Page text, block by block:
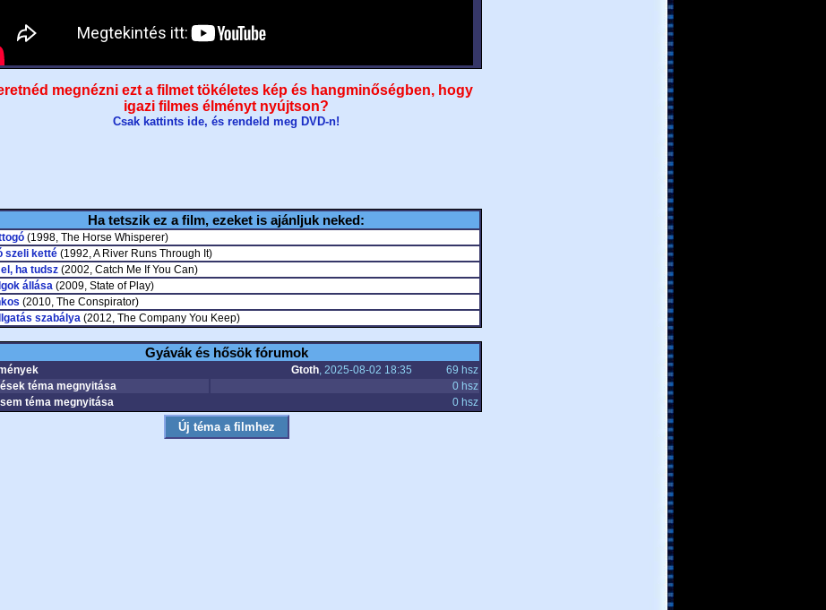
megnézni ezt a filmet tökéletes kép és hangminőségben, hogy
igazi filmes élményt nyújtson?
Csak kattints ide, és rendeld meg DVD-n!
Ha tetszik ez a film, ezeket is ajánljuk neked:
(1998, The Horse Whisperer)
szeli ketté(1992, A River Runs Through It)
ha tudsz(2002, Catch Me If You Can)
állása(2009, State of Play)
(2010, The Conspirator)
szabálya(2012, The Company You Keep)
Gyávák és hősök fórumok
Gtoth, 2025-08-02 18:35
69 hsz
téma megnyitása
0 hsz
téma megnyitása
0 hsz